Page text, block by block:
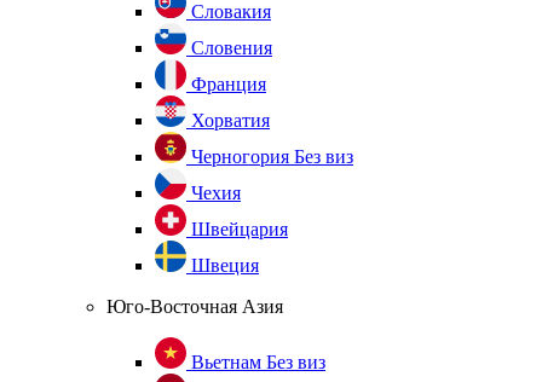
Словакия
Словения
Франция
Хорватия
Черногория Без виз
Чехия
Швейцария
Швеция
Юго-Восточная Азия
Вьетнам Без виз